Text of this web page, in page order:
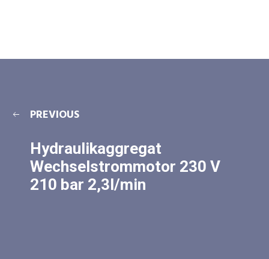
PREVIOUS
Hydraulikaggregat
Wechselstrommotor 230 V
210 bar 2,3l/min